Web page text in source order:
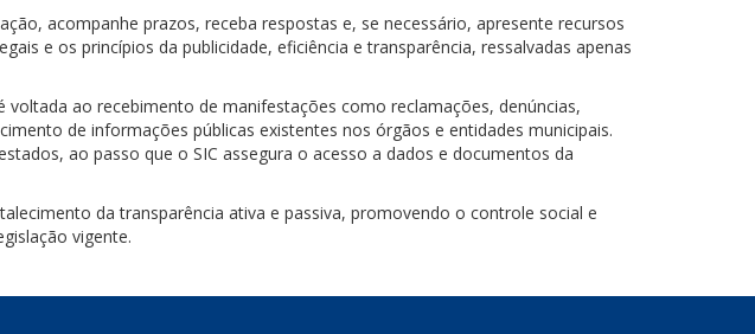
acompanhe prazos, receba respostas e, se necessário, apresente recursos
e os princípios da publicidade, eficiência e transparência, ressalvadas apenas
ao recebimento de manifestações como reclamações, denúncias,
de informações públicas existentes nos órgãos e entidades municipais.
ao passo que o SIC assegura o acesso a dados e documentos da
da transparência ativa e passiva, promovendo o controle social e
vigente.